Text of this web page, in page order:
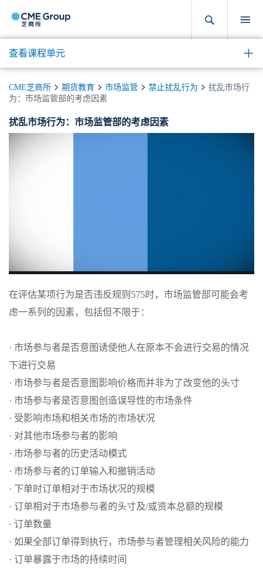
查看课程单元
CME芝商所 期货教育 市场监管 禁止扰乱行为
扰乱市场行
为：市场监管部的考虑因素
扰乱市场行为：市场监管部的考虑因素
在评估某项行为是否违反规则575时，市场监管部可能会考
虑一系列的因素，包括但不限于：
· ​市场参与者是否意图诱使他人在原本不会进行交易的情况
下进行交易
· 市场参与者是否意图影响价格而并非为了改变他的头寸
· 市场参与者是否意图创造误导性的市场条件
· 受影响市场和相关市场的市场状况
· 对其他市场参与者的影响
· 市场参与者的历史活动模式
· 市场参与者的订单输入和撤销活动
· 下单时订单相对于市场状况的规模
· 订单相对于市场参与者的头寸及/或资本总额的规模
· 订单数量
· 如果全部订单得到执行，市场参与者管理相关风险的能力
· 订单暴露于市场的持续时间